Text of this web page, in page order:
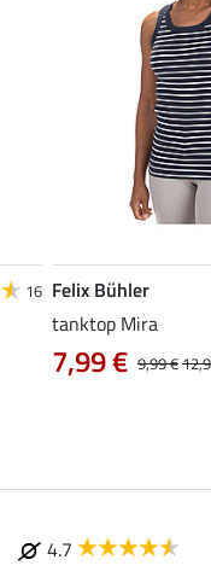
16 Felix Bühler
tanktop Mira
9,99 €
7,99 €
4.7